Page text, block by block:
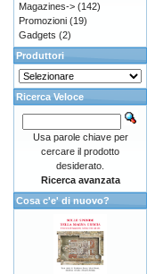
Magazines-> (142)
Promozioni (19)
Gadgets (2)
Produttori
Ricerca Veloce
Usa parole chiave per
cercare il prodotto
desiderato.
Ricerca avanzata
Cosa c'e' di nuovo?